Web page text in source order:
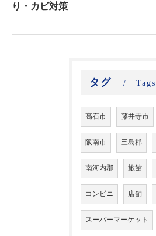
り・カビ対策
タグ Tags
高石市 藤井寺市
阪南市 三島郡
南河内郡 旅館
コンビニ 店舗
スーパーマーケット